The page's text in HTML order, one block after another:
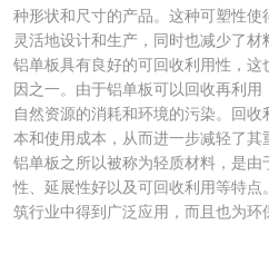
种形状和尺寸的产品。这种可塑性
灵活地设计和生产，同时也减少了材
铝单板具有良好的可回收利用性，
因之一。由于铝单板可以回收再利
自然资源的消耗和环境的污染。回
本和使用成本，从而进一步减轻了其
铝单板之所以被称为轻质材料，是
性、延展性好以及可回收利用等特
筑行业中得到广泛应用，而且也为环